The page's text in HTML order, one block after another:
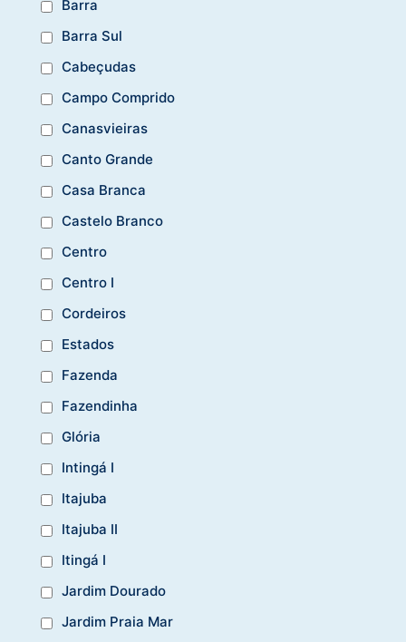
Barra
Barra Sul
Cabeçudas
Campo Comprido
Canasvieiras
Canto Grande
Casa Branca
Castelo Branco
Centro
Centro I
Cordeiros
Estados
Fazenda
Fazendinha
Glória
Intingá I
Itajuba
Itajuba II
Itingá I
Jardim Dourado
Jardim Praia Mar